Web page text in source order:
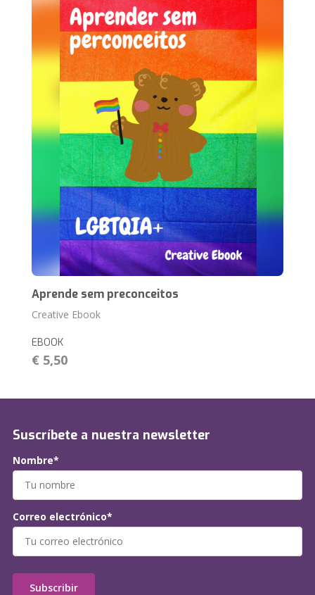
Aprende sem preconceitos
Creative Ebook
EBOOK
€ 5,50
Suscríbete a nuestra newsletter
Nombre*
Correo electrónico*
Subscribir